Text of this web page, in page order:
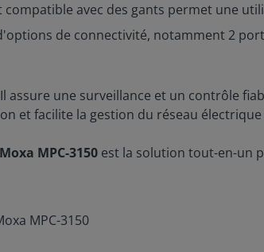
avec des gants permet une
de connectivité, notamment 2
une surveillance et un contrôle
et facilite la gestion du réseau
MPC-3150 est la solution tout-en-un